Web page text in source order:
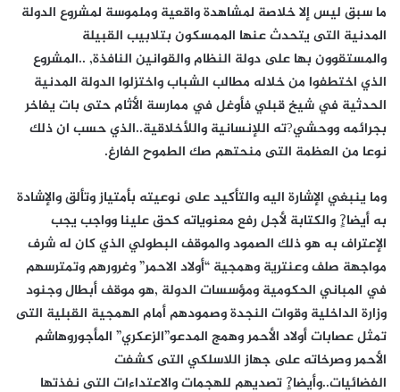
ما سبق ليس إلا خلاصة لمشاهدة واقعية وملموسة لمشروع الدولة
المدنية التى يتحدث عنها الممسكون بتلابيب القبيلة
والمستقوون بها على دولة النظام والقوانين النافذة, ..المشروع
الذي اختطفوا من خلاله مطالب الشباب واختزلوا الدولة المدنية
الحدثية في شيخ قبلي فأوغل في ممارسة الأثام حتى بات يفاخر
بجرائمه ووحشي?ته اللإنسانية واللأخلاقية..الذي حسب ان ذلك
نوعا من العظمة التى منحتهم صك الطموح الفارغ.
وما ينبغي الإشارة اليه والتأكيد على نوعيته بأمتياز وتألق والإشادة
به أيضا?ٍ والكتابة لأجل رفع معنوياته كحق علينا وواجب يجب
الإعتراف به هو ذلك الصمود والموقف البطولي الذي كان له شرف
مواجهة صلف وعنترية وهمجية “أولاد الاحمر” وغرورهم وتمترسهم
في المباني الحكومية ومؤسسات الدولة ,هو موقف أبطال وجنود
وزارة الداخلية وقوات النجدة وصمودهم أمام الهمجية القبلية التى
تمثل عصابات أولاد الأحمر وهمج المدعو”الزعكري” المأجوروهاشم
الأحمر وصرخاته على جهاز اللاسلكي التى كشفت
الفضائيات..وأيضا?ٍ تصديهم للهجمات والاعتداءات التى نفذتها